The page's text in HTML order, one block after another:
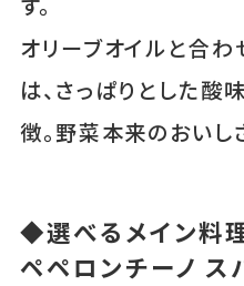
オリーブオイルと合
は、さっぱりとした酸
徴。野菜本来のおいし
◆選べるメイン料理
ペペロンチーノ ス